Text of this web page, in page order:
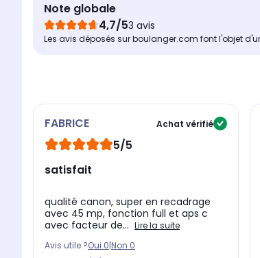
Note globale
4,7/53 avis
Les avis déposés sur boulanger.com font l'objet
FABRICE Achat vérifié
5/5
satisfait
qualité canon, super en recadrage
avec 45 mp, fonction full et aps c
avec facteur de... Lire la suite
Avis utile ?Oui 0|Non 0